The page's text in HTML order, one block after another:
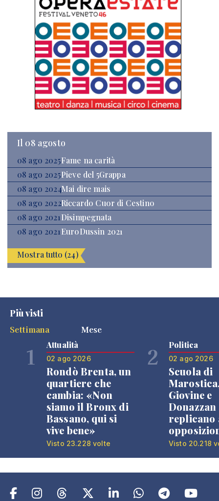
Il 08 agosto
08 ago 2025Fame na carità
08 ago 2025Pieve del 5Grappa
08 ago 2024Mai dire mais
08 ago 2022Riccardo Cuor di Cestino
08 ago 2021Disimpegnata
08 ago 2021EuroDussin 2021
Mostra tutto (24)
Più visti
Settimana
Mese
1 Attualità
02 ago 2026
Rondò Brenta, un
quartiere che
cambia: «Non
siamo il Bronx di
Bassano, qui si
vive bene»
Visto 23.228 volte
2 Politica
02 ago 2026
Scuola di
Giovine e
Donazzan
replicano
Visto 20.218